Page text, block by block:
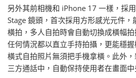
另外其前相機和 iPhone 17 一樣，採
Stage 鏡頭，首次採用方形感光元件
橫拍，多人自拍時會自動切換成橫幅
任何情況都以直立手持拍攝，更能穩
橫式自拍照片無須把手機拿橫。此外
三方通話中，自動保持使用者在畫面中